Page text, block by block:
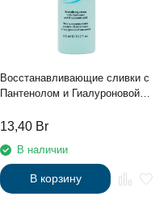
Восстанавливающие сливки с
Пантенолом и Гиалуроновой
13,40 Br
В наличии
В корзину